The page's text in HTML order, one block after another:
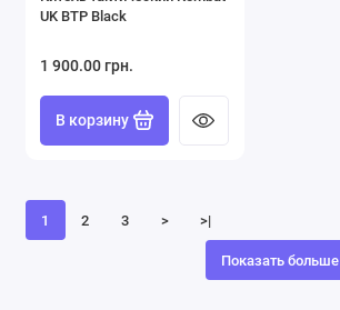
UK BTP Black
1 900.00 грн.
В корзину
1 2 3 > >|
Показать больше